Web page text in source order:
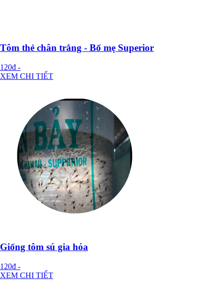
Tôm thẻ chân trắng - Bố mẹ Superior
120đ -
XEM CHI TIẾT
Giống tôm sú gia hóa
120đ -
XEM CHI TIẾT